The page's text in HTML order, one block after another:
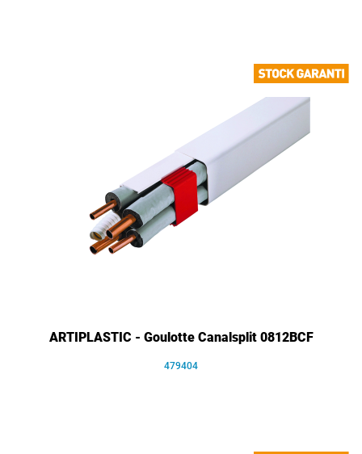
ARTIPLASTIC - Goulotte Canalsplit 0812BCF
479404